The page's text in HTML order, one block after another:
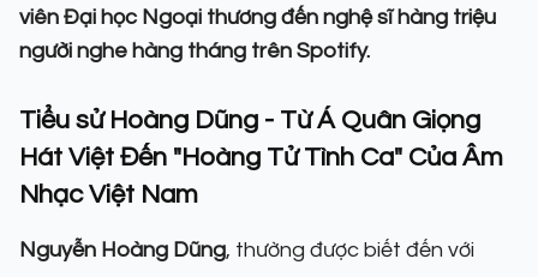
viên Đại học Ngoại thương đến nghệ sĩ hàng triệu
người nghe hàng tháng trên Spotify.
Tiểu sử Hoàng Dũng - Từ Á Quân Giọng
Hát Việt Đến "Hoàng Tử Tình Ca" Của Âm
Nhạc Việt Nam
Nguyễn Hoàng Dũng, thường được biết đến với